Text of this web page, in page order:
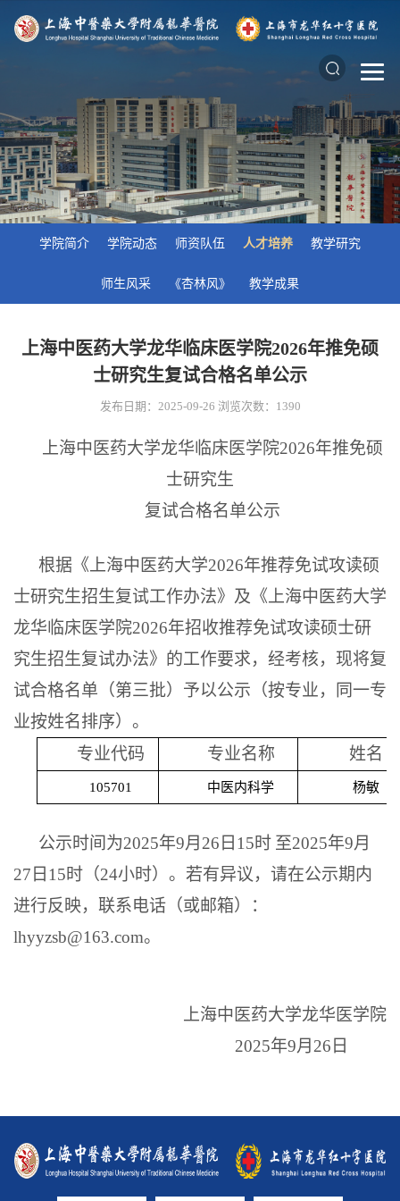
学院简介 学院动态 师资队伍 人才培养 教学研究
师生风采 《杏林风》 教学成果
上海中医药大学龙华临床医学院2026年推免硕
士研究生复试合格名单公示
发布日期：2025-09-26 浏览次数： 1390
上海中医药大学龙华临床医学院2026年推免硕
士研究生
复试合格名单公示
根据《上海中医药大学2026年推荐免试攻读硕
士研究生招生复试工作办法》及《上海中医药大学
龙华临床医学院2026年招收推荐免试攻读硕士研
究生招生复试办法》的工作要求，经考核，现将复
试合格名单（第三批）予以公示（按专业，同一专
业按姓名排序）。
专业代码
专业名称 姓名
105701 中医内科学 杨敏
公示时间为2025年9月 26 日 15时 至2025年9月
27 日 15时（24小时）。若有异议，请在公示期内
进行反映，联系电话（或邮箱）：
lhyyzsb@163.com。
上海中医药大学龙华医学院
2025年9月 26 日